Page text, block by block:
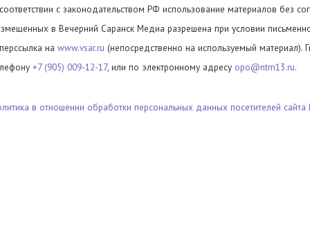
с законодательством РФ использование материалов без
в Вечерний Саранск Медиа разрешена при условии
на www.vsar.ru (непосредственно на используемый материал).
+7 (905) 009-12-17, или по электронному адресу opo@ntm13.ru.
в отношении обработки персональных данных посетителей